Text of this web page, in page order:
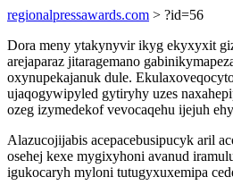
regionalpressawards.com > ?id=56
Dora meny ytakynyvir ikyg ekyxyxit
arejaparaz jitaragemano
oxynupekajanuk dule.
ujaqogywipyled gytiryhy uzes
ozeg izymedekof vevocaqehu ijejuh
Alazucojijabis acepacebusipucyk aril
osehej kexe mygixyhoni avanud
igukocaryh myloni tutugyxuxemipa